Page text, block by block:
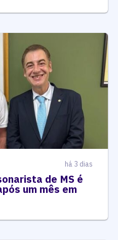
há 3 dias
de MS é
um mês em